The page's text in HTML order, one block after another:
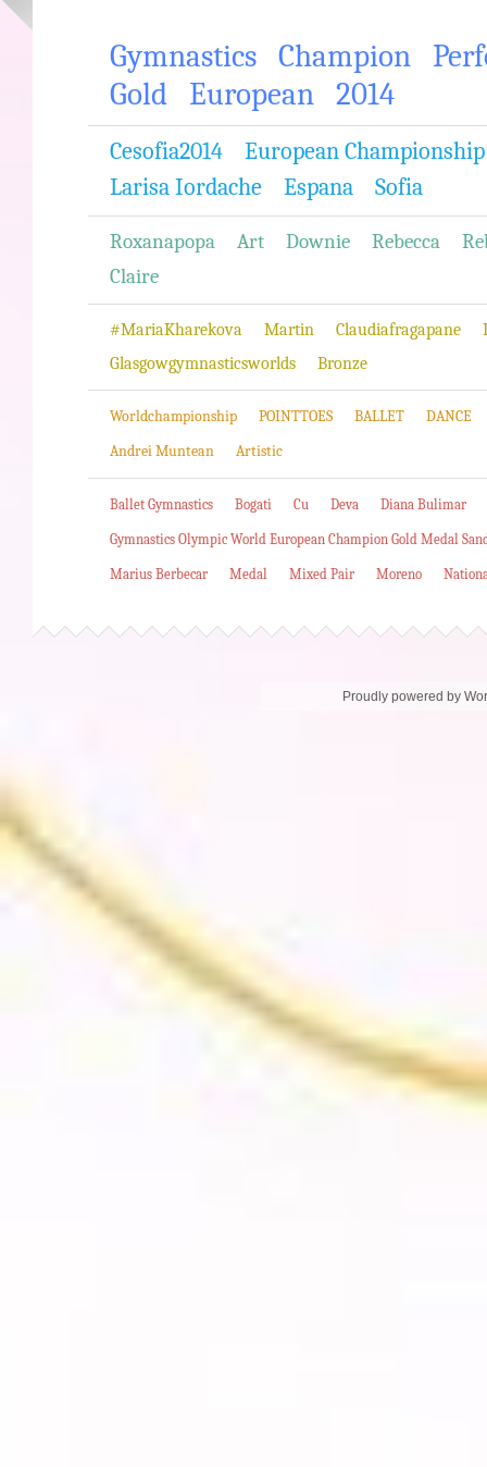
Gymnastics Champion
Gold
European 2014
Cesofia2014
European Championship
Larisa Iordache
Espana Sofia
Roxanapopa Art Downie Rebecca
Claire
#MariaKharekova Martin Claudiafragapane
Glasgowgymnasticsworlds
Bronze
Worldchampionship POINTTOES BALLET
DANCE
Andrei Muntean
Artistic
Ballet Gymnastics Bogati Cu Deva Diana Bulimar
Gymnastics Olympic World European Champion Gold Medal
Marius Berbecar Medal Mixed Pair Moreno
Proudly powered by